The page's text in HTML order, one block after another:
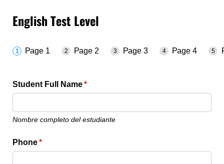
English Test Level
Page 1 Page 2 Page 3 Page 4
Student Full Name*
(required)
Nombre completo del estudiante
Phone*
(required)